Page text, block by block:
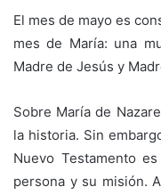
El mes de mayo es
mes de María: una
Madre de Jesús y
Sobre María de
la historia. Sin
Nuevo Testamento
persona y su misión.